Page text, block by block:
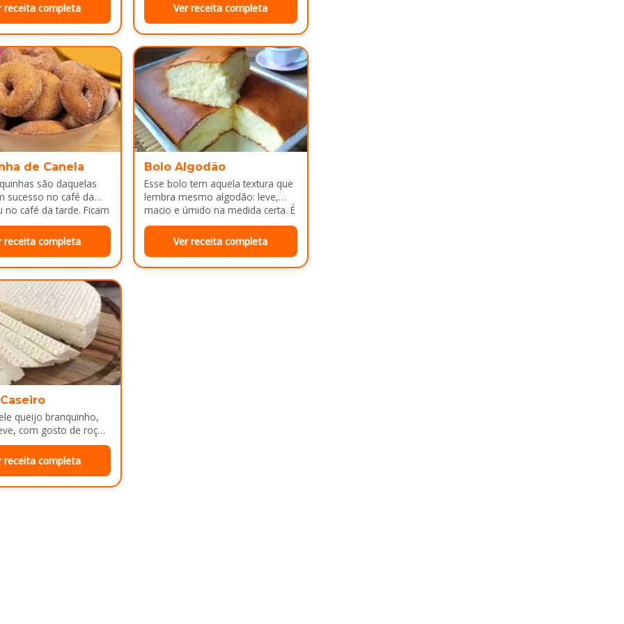
depois do almoço.
receita completa
Ver receita completa
de Canela
são daquelas
sucesso no café da
no café da tarde. Ficam
por…
receita completa
Bolo Algodão
Esse bolo tem aquela textura que
lembra mesmo algodão: leve,
macio e úmido na medida certa. É
ótimo pra servir…
Ver receita completa
queijo branquinho,
com gosto de roça
de café da manhã
receita completa